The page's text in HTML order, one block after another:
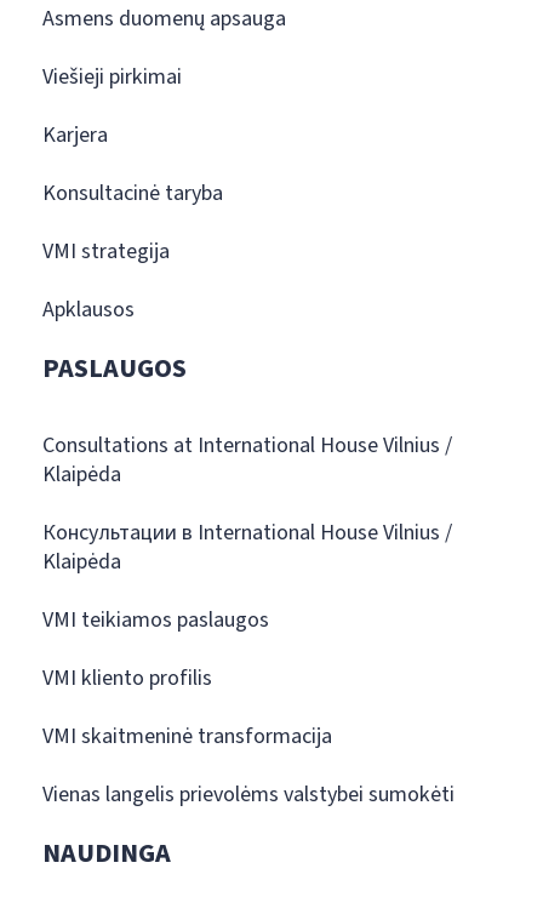
Asmens duomenų apsauga
Viešieji pirkimai
Karjera
Konsultacinė taryba
VMI strategija
Apklausos
PASLAUGOS
Consultations at International House Vilnius /
Klaipėda
Консультации в International House Vilnius /
Klaipėda
VMI teikiamos paslaugos
VMI kliento profilis
VMI skaitmeninė transformacija
Vienas langelis prievolėms valstybei sumokėti
NAUDINGA